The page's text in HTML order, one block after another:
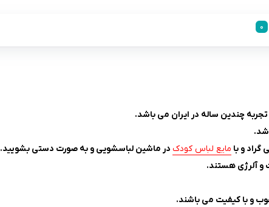
چندین ساله در ایران می باشد.
مایع لباس کودک در ماشین لباسشویی و به صورت دستی بشویید.
و آلرژی هستند.